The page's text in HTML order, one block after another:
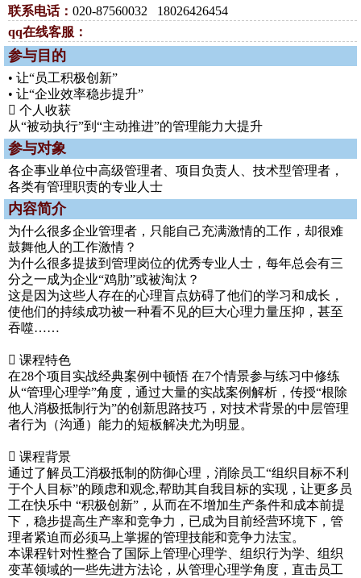
联系电话： 020-87560032 18026426454
qq在线客服：
参与目的
• 让“员工积极创新”
• 让“企业效率稳步提升”
 个人收获
从“被动执行”到“主动推进”的管理能力大提升
参与对象
各企事业单位中高级管理者、项目负责人、技术型管理者，
各类有管理职责的专业人士
内容简介
为什么很多企业管理者，只能自己充满激情的工作，却很难
鼓舞他人的工作激情？
为什么很多提拔到管理岗位的优秀专业人士，每年总会有三
分之一成为企业“鸡肋”或被淘汰？
这是因为这些人存在的心理盲点妨碍了他们的学习和成长，
使他们的持续成功被一种看不见的巨大心理力量压抑，甚至
吞噬……
 课程特色
在28个项目实战经典案例中顿悟 在7个情景参与练习中修练
从“管理心理学”角度，通过大量的实战案例解析，传授“根除
他人消极抵制行为”的创新思路技巧，对技术背景的中层管理
者行为（沟通）能力的短板解决尤为明显。
 课程背景
通过了解员工消极抵制的防御心理，消除员工“组织目标不利
于个人目标”的顾虑和观念,帮助其自我目标的实现，让更多员
工在快乐中 “积极创新”，从而在不增加生产条件和成本前提
下，稳步提高生产率和竞争力，已成为目前经营环境下，管
理者紧迫而必须马上掌握的管理技能和竞争力法宝。
本课程针对性整合了国际上管理心理学、组织行为学、组织
变革领域的一些先进方法论，从管理心理学角度，直击员工